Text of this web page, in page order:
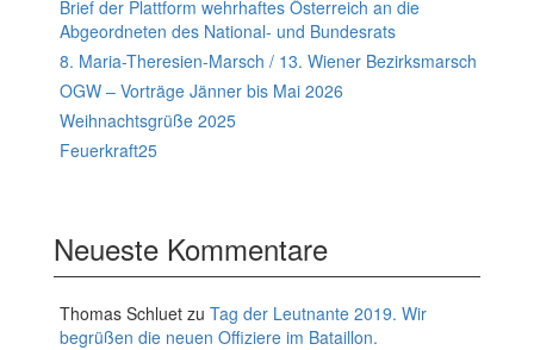
Brief der Plattform wehrhaftes Österreich an die
Abgeordneten des National- und Bundesrats
8. Maria-Theresien-Marsch / 13. Wiener Bezirksmarsch
OGW – Vorträge Jänner bis Mai 2026
Weihnachtsgrüße 2025
Feuerkraft25
Neueste Kommentare
Thomas Schluet zu Tag der Leutnante 2019. Wir
begrüßen die neuen Offiziere im Bataillon.